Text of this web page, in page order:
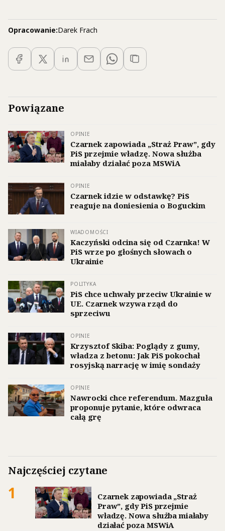
Opracowanie:Darek Frach
Powiązane
OPINIE
Czarnek zapowiada „Straż Praw”, gdy
PiS przejmie władzę. Nowa służba
miałaby działać poza MSWiA
OPINIE
Czarnek idzie w odstawkę? PiS
reaguje na doniesienia o Boguckim
WIADOMOŚCI
Kaczyński odcina się od Czarnka! W
PiS wrze po głośnych słowach o
Ukrainie
POLITYKA
PiS chce uchwały przeciw Ukrainie w
UE. Czarnek wzywa rząd do
sprzeciwu
OPINIE
Krzysztof Skiba: Poglądy z gumy,
władza z betonu: Jak PiS pokochał
rosyjską narrację w imię sondaży
OPINIE
Nawrocki chce referendum. Mazguła
proponuje pytanie, które odwraca
całą grę
Najczęściej czytane
1
Czarnek zapowiada „Straż
Praw”, gdy PiS przejmie
władzę. Nowa służba miałaby
działać poza MSWiA